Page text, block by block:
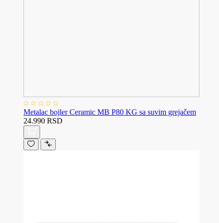
Metalac bojler Ceramic MB P80 KG sa suvim grejačem
24.990 RSD